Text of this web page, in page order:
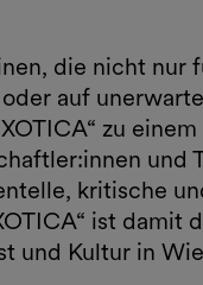
die nicht nur
auf
zu
kritische
ist
und Kultur in